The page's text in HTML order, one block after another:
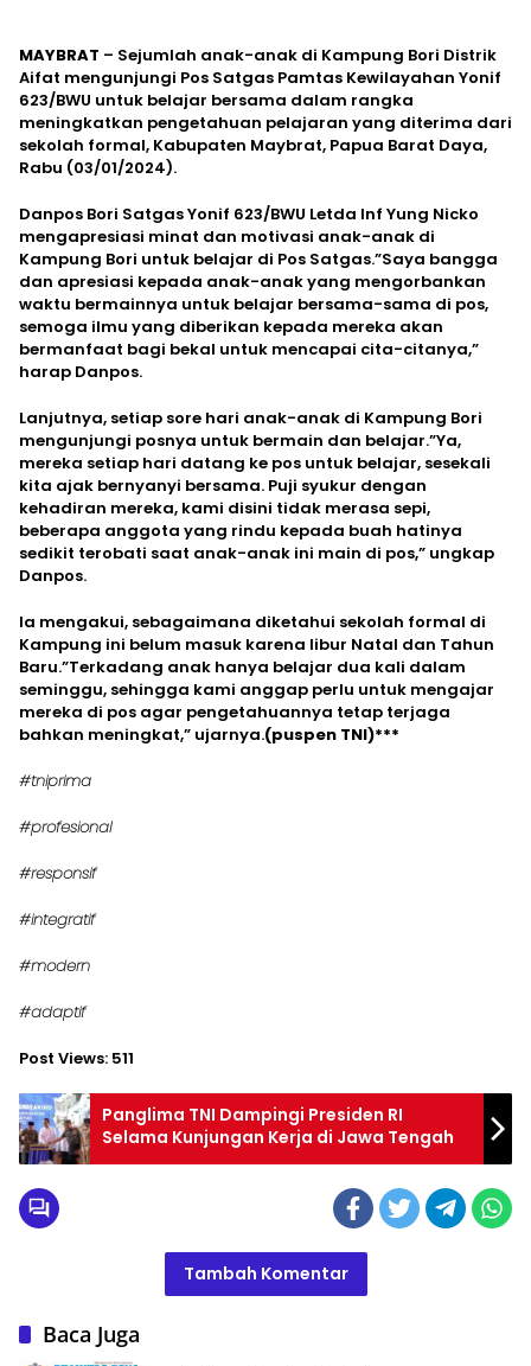
MAYBRAT – Sejumlah anak-anak di Kampung Bori Distrik
Aifat mengunjungi Pos Satgas Pamtas Kewilayahan Yonif
623/BWU untuk belajar bersama dalam rangka
meningkatkan pengetahuan pelajaran yang diterima dari
sekolah formal, Kabupaten Maybrat, Papua Barat Daya,
Rabu (03/01/2024).
Danpos Bori Satgas Yonif 623/BWU Letda Inf Yung Nicko
mengapresiasi minat dan motivasi anak-anak di
Kampung Bori untuk belajar di Pos Satgas.”Saya bangga
dan apresiasi kepada anak-anak yang mengorbankan
waktu bermainnya untuk belajar bersama-sama di pos,
semoga ilmu yang diberikan kepada mereka akan
bermanfaat bagi bekal untuk mencapai cita-citanya,”
harap Danpos.
Lanjutnya, setiap sore hari anak-anak di Kampung Bori
mengunjungi posnya untuk bermain dan belajar.”Ya,
mereka setiap hari datang ke pos untuk belajar, sesekali
kita ajak bernyanyi bersama. Puji syukur dengan
kehadiran mereka, kami disini tidak merasa sepi,
beberapa anggota yang rindu kepada buah hatinya
sedikit terobati saat anak-anak ini main di pos,” ungkap
Danpos.
Ia mengakui, sebagaimana diketahui sekolah formal di
Kampung ini belum masuk karena libur Natal dan Tahun
Baru.”Terkadang anak hanya belajar dua kali dalam
seminggu, sehingga kami anggap perlu untuk mengajar
mereka di pos agar pengetahuannya tetap terjaga
bahkan meningkat,” ujarnya.(puspen TNI)***
#tniprima
#profesional
#responsif
#integratif
#modern
#adaptif
Post Views: 511
Panglima TNI Dampingi Presiden RI
Selama Kunjungan Kerja di Jawa Tengah
Tambah Komentar
Baca Juga